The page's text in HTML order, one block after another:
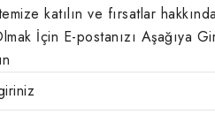
katılın ve fırsatlar
İçin E-postanızı Aşağıya